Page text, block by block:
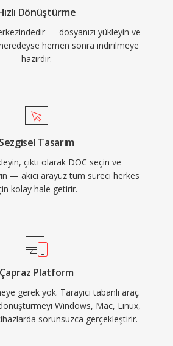
Dönüştürme
— dosyanızı yükleyin ve
hemen sonra indirilmeye
hazırdır.
Sezgisel Tasarım
çıktı olarak DOC seçin ve
— akıcı arayüz tüm süreci herkes
kolay hale getirir.
Çapraz Platform
gerek yok. Tarayıcı tabanlı araç
Windows, Mac, Linux,
sorunsuzca gerçekleştirir.